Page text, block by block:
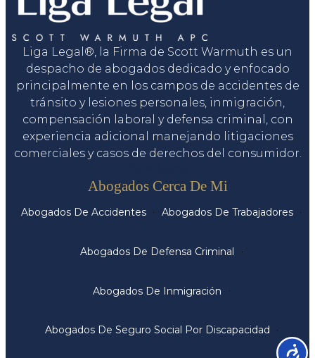
Liga Legal®, la Firma de Scott Warmuth es un
despacho de abogados dedicado y enfocado
principalmente en los campos de accidentes de
tránsito y lesiones personales, inmigración,
compensación laboral y defensa criminal, con
experiencia adicional manejando litigaciones
comerciales y casos de derechos del consumidor.
Abogados Cerca De Mi
Abogados De Accidentes Abogados De Trabajadores
Abogados De Defensa Criminal
Abogados De Inmigración
Abogados De Seguro Social Por Discapacidad